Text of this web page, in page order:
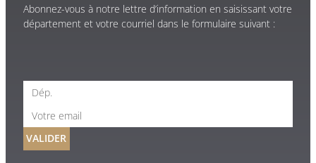
Abonnez-vous à notre lettre d’information en saisissant votre
département et votre courriel dans le formulaire suivant :
VALIDER